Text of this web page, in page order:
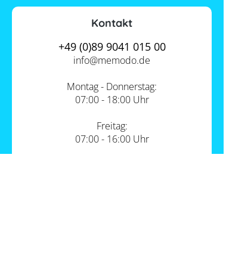
Kontakt
+49 (0)89 9041 015 00
info@memodo.de
Montag - Donnerstag:
07:00 - 18:00 Uhr
Freitag:
07:00 - 16:00 Uhr